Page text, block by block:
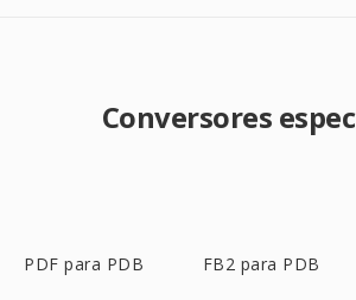
Conversores
PDF para PDB FB2 para PDB